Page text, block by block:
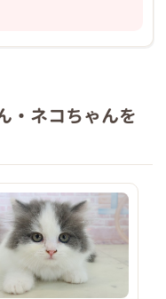
・ネコちゃんを